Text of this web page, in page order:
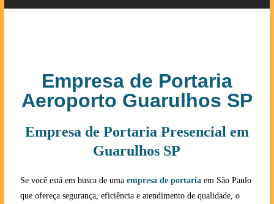
Empresa de Portaria
Aeroporto Guarulhos SP
Empresa de Portaria Presencial em
Guarulhos SP
Se você está em busca de uma empresa de portariaem São Paulo
que ofereça segurança, eficiência e atendimento de qualidade, o